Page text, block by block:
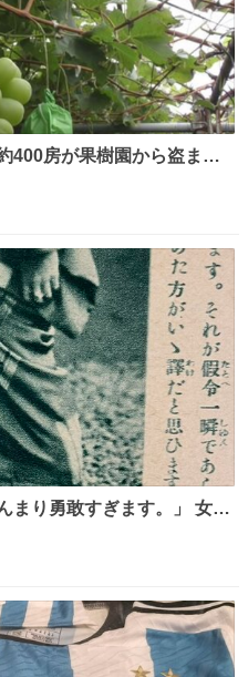
400房が果樹園から盗まれ
article/detail… 被害
などはなく、シャインマス
されておらず、警察はパト
り勇敢すぎます。」 女性
、大股を「下品」や「はし
勇敢すぎます」と洒落っ気
倶楽部新年号より）